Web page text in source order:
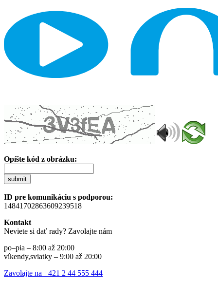
Opíšte kód z obrázku:
submit
ID pre komunikáciu s podporou:
14841702863609239518
Kontakt
Neviete si dať rady? Zavolajte nám
po–pia – 8:00 až 20:00
víkendy,sviatky – 9:00 až 20:00
Zavolajte na +421 2 44 555 444